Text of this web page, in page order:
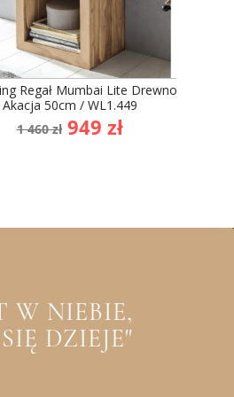
Regał Mumbai Lite Drewno
Akacja 50cm / WL1.449
Cena
podstawowa
1 460 zł Cena
949 zł
W NIEBIE,
DZIEJE"